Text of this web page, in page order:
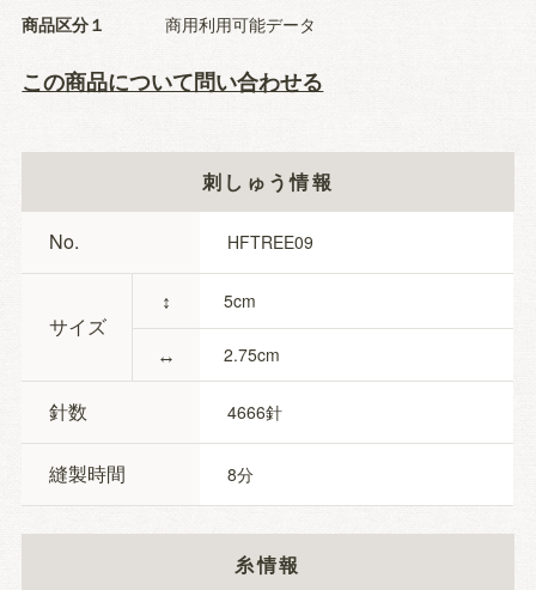
商品区分１ 商用利用可能データ
この商品について問い合わせる
刺しゅう情報
No. HFTREE09
サイズ
↕
↔
5
2.75
針数 4666
縫製時間 8
糸情報